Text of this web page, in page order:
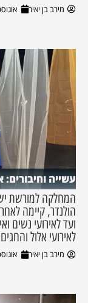
מירב בן יאיר אוגוסט 4,
עשייה וחיבורים:
המחלקה למורשת
הולנדר, קיימה
ועד לאירועי נשים
לאירועי אלול
מירב בן יאיר אוגוסט 4,